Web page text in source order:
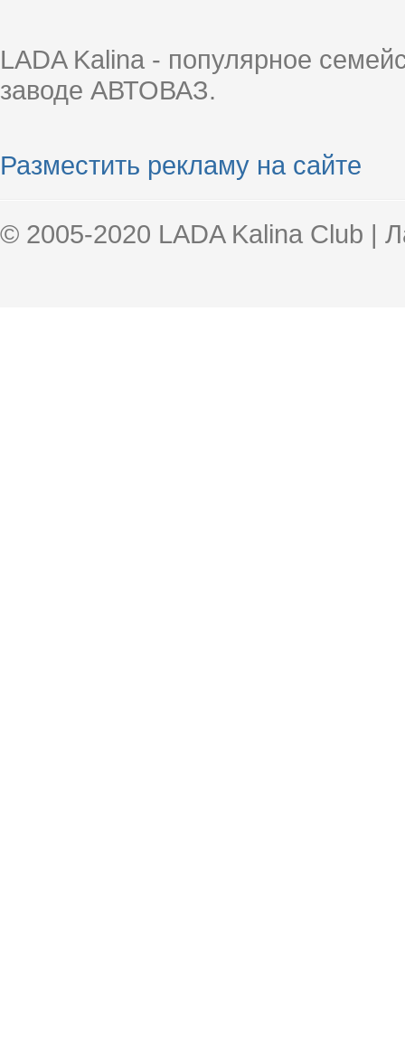
LADA Kalina - популярное
заводе АВТОВАЗ.
Разместить рекламу на сайте
© 2005-2020 LADA Kalina Club |